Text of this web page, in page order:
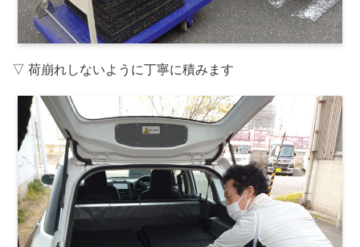
▽ 荷崩れしないように丁寧に積みます